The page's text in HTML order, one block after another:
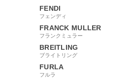
FENDI
フェンディ
FRANCK MULLER
フランクミュラー
BREITLING
ブライトリング
FURLA
フルラ